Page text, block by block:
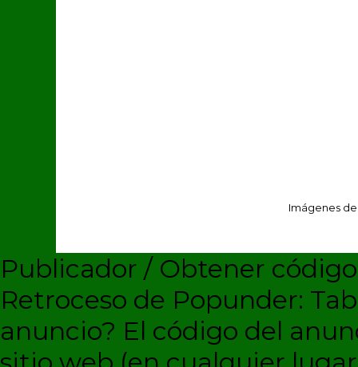
Imágenes
Publicador / Obtener
Retroceso de Popunder:
anuncio? El código del